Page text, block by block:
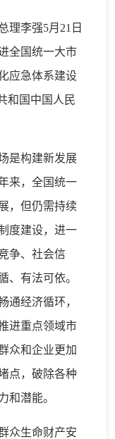
理李强5月21日
全国统一大市
应急体系建设
和国中国人民
是构建新发展
来，全国统一
，但仍需持续
度建设，进一
争、社会信
、有法可依。
通经济循环，
进重点领域市
众和企业更加
点，破除各种
和潜能。
众生命财产安